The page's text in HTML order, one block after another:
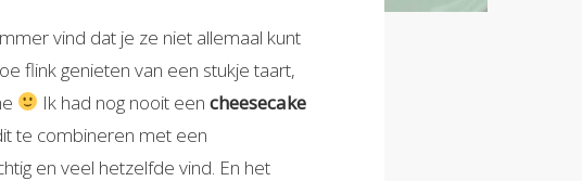
vind dat je ze niet allemaal kunt
flink genieten van een stukje taart,
Ik had nog nooit eencheesecake
te combineren met een
en veel hetzelfde vind. En het